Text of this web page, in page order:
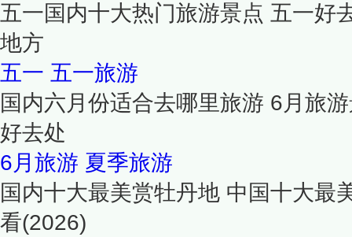
五一国内十大热门旅游景点 五一好
地方
五一 五一旅游
国内六月份适合去哪里旅游 6月旅
好去处
6月旅游 夏季旅游
国内十大最美赏牡丹地 中国十大最
看(2026)